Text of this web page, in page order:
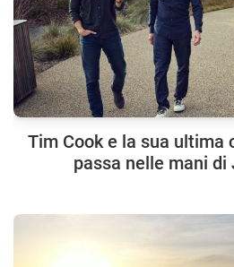
Tim Cook e la sua ultima
passa nelle mani di